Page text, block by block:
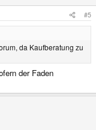
#5
da Kaufberatung zu
der Faden